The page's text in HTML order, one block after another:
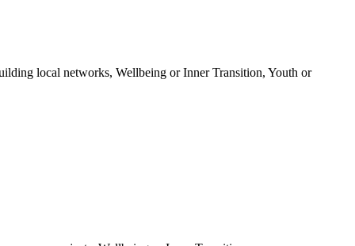
local networks, Wellbeing or Inner Transition, Youth or